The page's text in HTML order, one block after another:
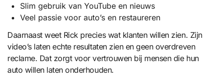
Slim gebruik van YouTube en nieuws
Veel passie voor auto’s en restaureren
Daarnaast weet Rick precies wat klanten willen zien. Zijn
video’s laten echte resultaten zien en geen overdreven
reclame. Dat zorgt voor vertrouwen bij mensen die hun
auto willen laten onderhouden.